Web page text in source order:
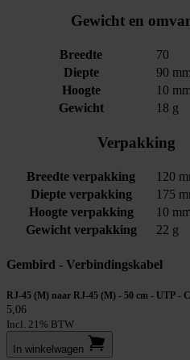
Gewicht en
Breedte
70
Diepte
90
Hoogte
10
Gewicht
18 g
Verpakking
Breedte verpakking
120
Diepte verpakking
175
Hoogte verpakking
10
Gewicht verpakking
22 g
Gembird - Verbindingskabel
RJ-45 (M) naar RJ-45 (M) - 50 cm - UTP -
5,06
Incl. 21% BTW
In winkel­wagen